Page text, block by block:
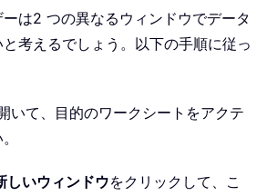
は2 つの異なるウィンドウでデータ
考えるでしょう。以下の手順に従っ
いて、目的のワークシートをアクテ
しいウィンドウをクリックして、こ